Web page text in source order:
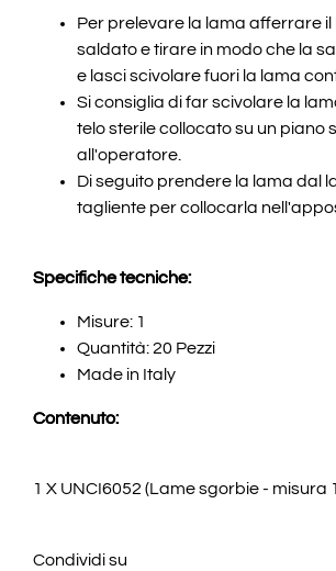
Per prelevare la lama afferrare il
saldato e tirare in modo che la
e lasci scivolare fuori la lama
Si consiglia di far scivolare la
telo sterile collocato su un piano
all'operatore.
Di seguito prendere la lama dal
tagliente per collocarla
Specifiche tecniche:
Misure: 1
Quantità: 20 Pezzi
Made in Italy
Contenuto:
1 X UNCI6052 (Lame sgorbie - misura
Condividi su